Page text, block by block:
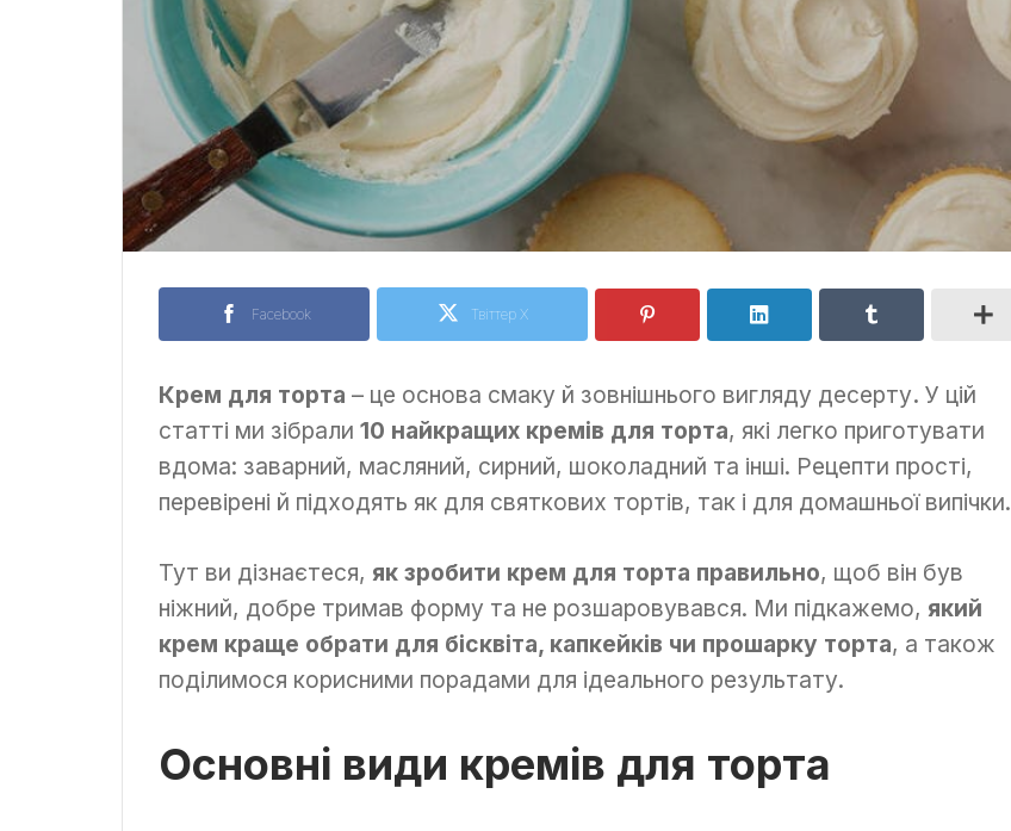
Facebook Твіттер X
Крем для торта – це основа смаку й зовнішнього вигляду десерту. У цій
статті ми зібрали 10 найкращих кремів для торта, які легко приготувати
вдома: заварний, масляний, сирний, шоколадний та інші. Рецепти прості,
перевірені й підходять як для святкових тортів, так і для домашньої випічки.
Тут ви дізнаєтеся, як зробити крем для торта правильно, щоб він був
ніжний, добре тримав форму та не розшаровувався. Ми підкажемо, який
крем краще обрати для бісквіта, капкейків чи прошарку торта, а також
поділимося корисними порадами для ідеального результату.
Основні види кремів для торта